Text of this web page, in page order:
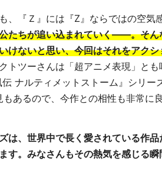
、『Ｚ』には『Z』ならではの空気
たちが追い込まれていく――。そん
けないと思い、今回はそれをアク
トツーさんは「超アニメ表現」と
ナルティメットストーム』シリー
もあるので、今作との相性も非常に
、世界中で長く愛されている作品
す。みなさんもその熱気を感じる瞬